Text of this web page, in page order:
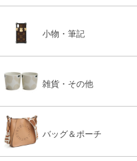
小物・筆記
雑貨・その他
バッグ＆ポーチ